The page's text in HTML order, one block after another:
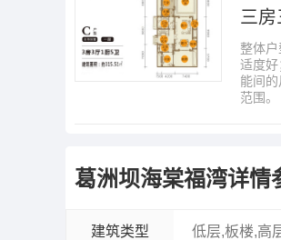
三房
整体
适度
能间
范围。
葛洲坝海棠福湾详情
建筑类型 低层,板楼,高